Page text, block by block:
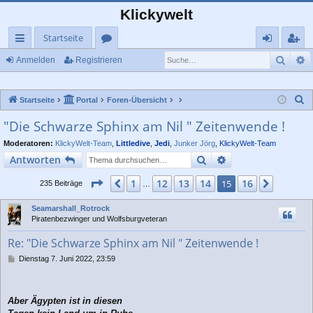
Klickywelt
ch
llz
ug
rif
f
Startseite
or
de
n
eg
rie
Anmelden Registrieren
Startseite Portal Foren-Übersicht
"Die Schwarze Sphinx am Nil " Zeitenwende !
Moderatoren: KlickyWelt-Team Littledive Jedi Junker Jörg KlickyWelt-Team
Antworten SucheErweiterte Suche
235 Beiträge Seite15 von16
Vorherige
1 12 13 14 15 16
Seamarshall_Rotrock
Piratenbezwinger und Wolfsburgveteran
Re: "Die Schwarze Sphinx am Nil " Zeitenwende !
B
r
a
Dienstag 7. Juni 2022, 23:59
Aber Ägypten ist in diesen